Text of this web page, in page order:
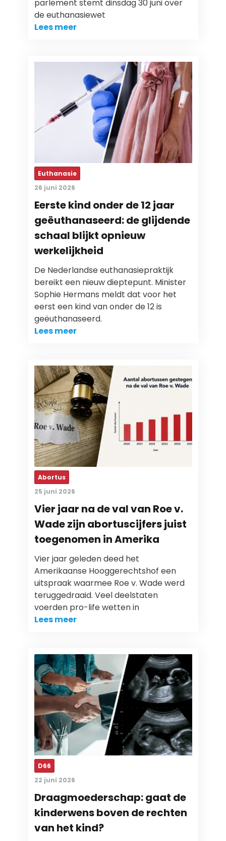
parlement stemt dinsdag 30 juni over
de euthanasiewet
Lees meer
Euthanasie
26 juni 2026
Eerste kind onder de 12 jaar
geëuthanaseerd: de glijdende
schaal blijkt opnieuw
werkelijkheid
De Nederlandse euthanasiepraktijk
bereikt een nieuw dieptepunt. Minister
Sophie Hermans meldt dat voor het
eerst een kind van onder de 12 is
geëuthanaseerd.
Lees meer
Abortus
25 juni 2026
Vier jaar na de val van Roe v.
Wade zijn abortuscijfers juist
toegenomen in Amerika
Vier jaar geleden deed het
Amerikaanse Hooggerechtshof een
uitspraak waarmee Roe v. Wade werd
teruggedraaid. Veel deelstaten
voerden pro-life wetten in
Lees meer
D66
22 juni 2026
Draagmoederschap: gaat de
kinderwens boven de rechten
van het kind?